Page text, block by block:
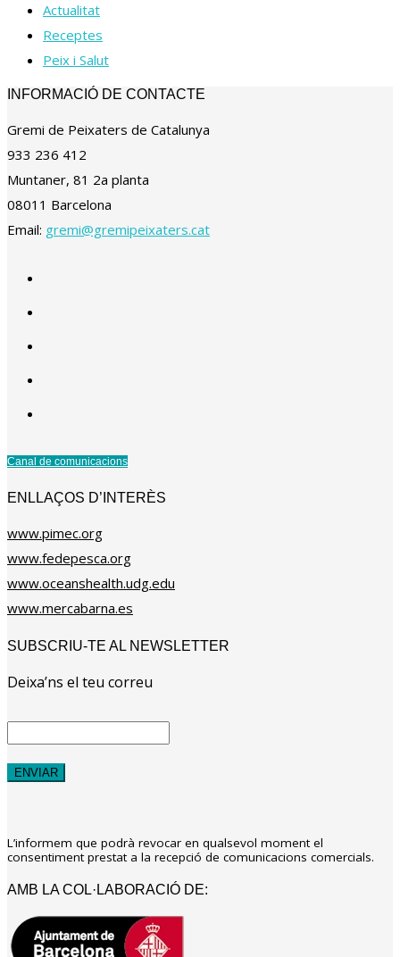
Actualitat
Receptes
Peix i Salut
INFORMACIÓ DE CONTACTE
Gremi de Peixaters de Catalunya
933 236 412
Muntaner, 81 2a planta
08011 Barcelona
Email: gremi@gremipeixaters.cat
Canal de comunicacions
ENLLAÇOS D’INTERÈS
www.pimec.org
www.fedepesca.org
www.oceanshealth.udg.edu
www.mercabarna.es
SUBSCRIU-TE AL NEWSLETTER
Deixa’ns el teu correu
L’informem que podrà revocar en qualsevol moment el
consentiment prestat a la recepció de comunicacions comercials.
AMB LA COL·LABORACIÓ DE: